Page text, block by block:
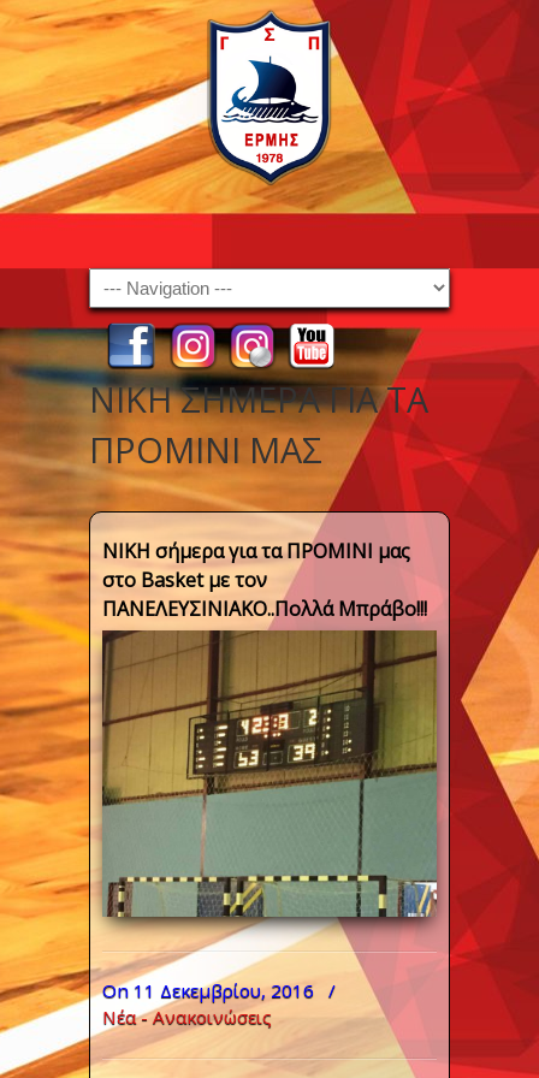
Navigation
NIKH ΣΉΜΕΡΑ ΓΙΑ ΤΑ
ΠΡΟΜΙΝΙ ΜΑΣ
NIKH σήμερα για τα ΠΡΟΜΙΝΙ μας
στο Basket με τον
ΠΑΝΕΛΕΥΣΙΝΙΑΚΟ..Πολλά Μπράβο!!!
On 11 Δεκεμβρίου, 2016 /
Νέα - Ανακοινώσεις